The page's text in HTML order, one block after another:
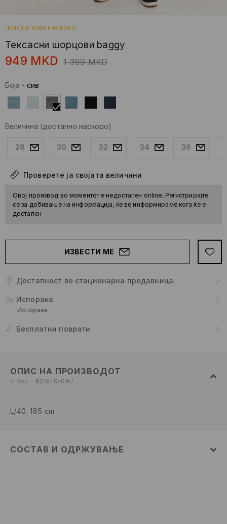
ПРИСТИГНУВА НАСКОРО
Тексасни шорцови baggy
949 MKD 1 399 MKD
Боја - сив
Величина (достапно наскоро)
28 30 32 34 36
Проверете ја својата величини
Овој производ во моментот е недостапен online. Регистрирајте
се за добивање на информација, ќе ве информираме кога ќе е
достапен
ИЗВЕСТИ МЕ
Достапност во стационарна продавница
Испорака
Испорака
Бесплатни поврати
ОПИС НА ПРОИЗВОДОТ
Index 620HX-09J
L/40. 185 cm
СОСТАВ И ОДРЖУВАЊЕ